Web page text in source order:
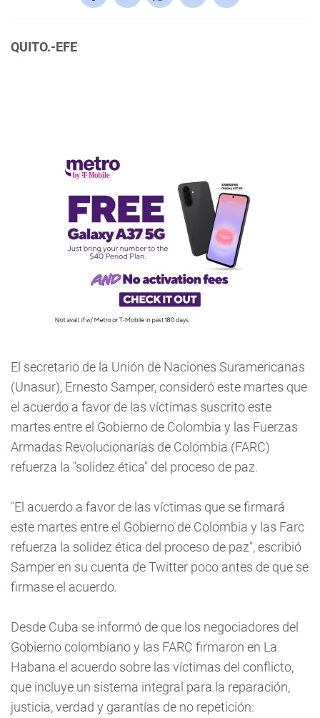
QUITO.-EFE
El secretario de la Unión de Naciones Suramericanas
(Unasur), Ernesto Samper, consideró este martes que
el acuerdo a favor de las víctimas suscrito este
martes entre el Gobierno de Colombia y las Fuerzas
Armadas Revolucionarias de Colombia (FARC)
refuerza la "solidez ética" del proceso de paz.
"El acuerdo a favor de las víctimas que se firmará
este martes entre el Gobierno de Colombia y las Farc
refuerza la solidez ética del proceso de paz", escribió
Samper en su cuenta de Twitter poco antes de que se
firmase el acuerdo.
Desde Cuba se informó de que los negociadores del
Gobierno colombiano y las FARC firmaron en La
Habana el acuerdo sobre las víctimas del conflicto,
que incluye un sistema integral para la reparación,
justicia, verdad y garantías de no repetición.